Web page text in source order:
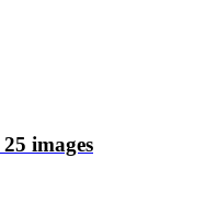
25 images